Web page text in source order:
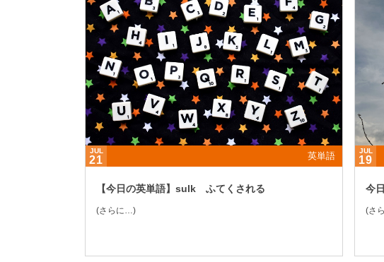
JUL
21 英単語
【今日の英単語】sulk ふてくされる
(さらに…)
JUL
19
今
(さ